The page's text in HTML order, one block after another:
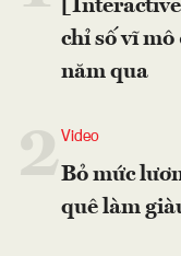
chỉ số vĩ
năm qua
2Video
Bỏ mức
quê làm